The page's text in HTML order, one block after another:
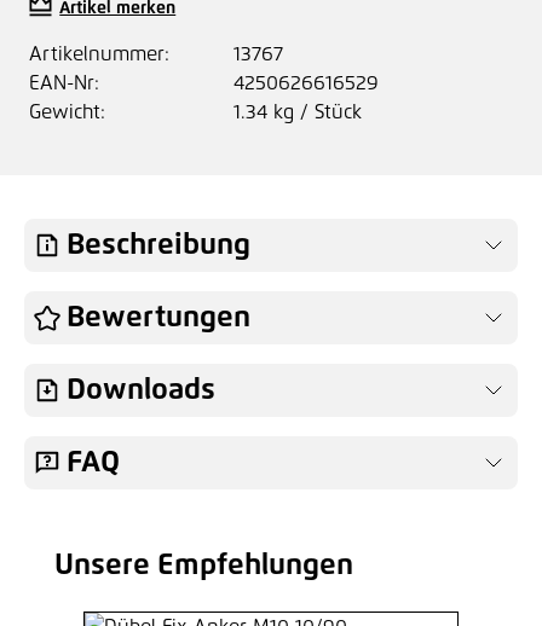
Artikel merken
Artikelnummer:
13767
EAN-Nr:
4250626616529
Gewicht:
1.34 kg / Stück
Beschreibung
Bewertungen
Downloads
FAQ
Produktgalerie überspringen
Unsere Empfehlungen